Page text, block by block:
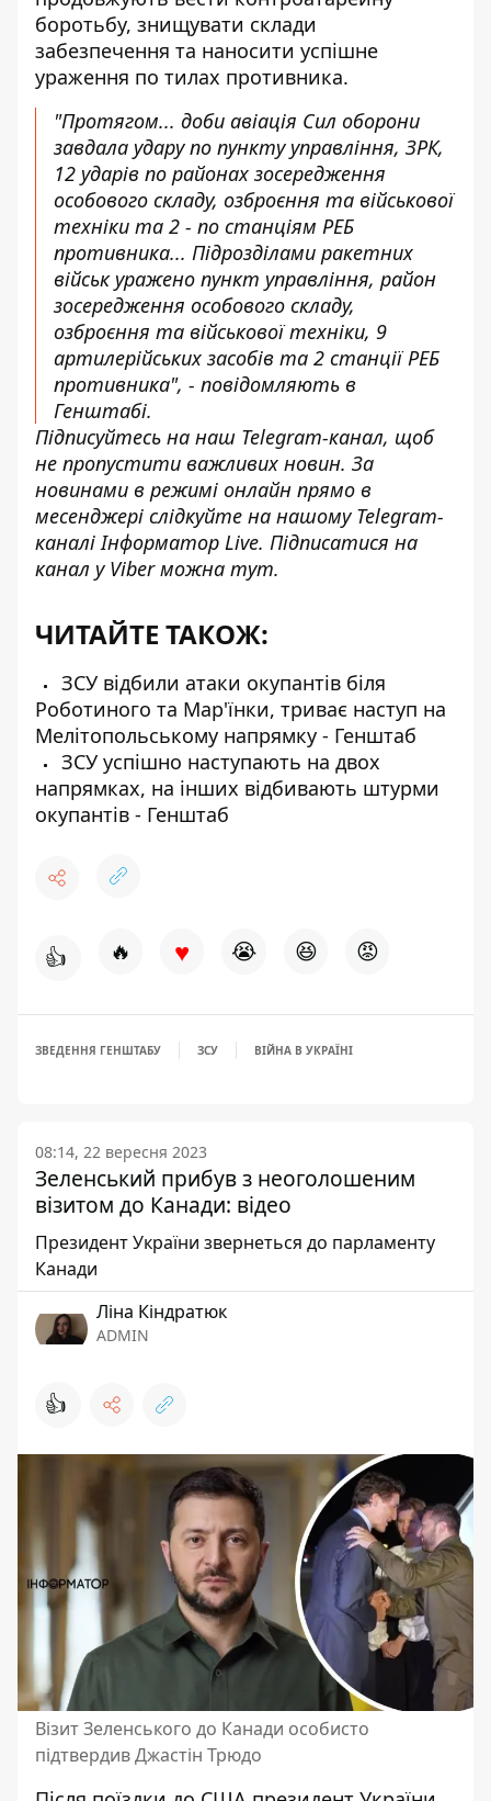
боротьбу, знищувати склади
забезпечення та наносити успішне
ураження по тилах противника.
"Протягом... доби авіація Сил оборони
завдала удару по пункту управління, ЗРК,
12 ударів по районах зосередження
особового складу, озброєння та військової
техніки та 2 - по станціям РЕБ
противника... Підрозділами ракетних
військ уражено пункт управління, район
зосередження особового складу,
озброєння та військової техніки, 9
артилерійських засобів та 2 станції РЕБ
противника", - повідомляють в
Генштабі.
Підписуйтесь на наш Telegram-канал, щоб
не пропустити важливих новин. За
новинами в режимі онлайн прямо в
месенджері слідкуйте на нашому Telegram-
каналіІнформатор Live. Підписатися на
канал у Viber можна тут.
ЧИТАЙТЕ ТАКОЖ:
ЗСУ відбили атаки окупантів біля
Роботиного та Мар'їнки, триває наступ на
Мелітопольському напрямку - Генштаб
ЗСУ успішно наступають на двох
напрямках, на інших відбивають штурми
окупантів - Генштаб
👍 🔥 ♥ 😭 😆 😡
ЗВЕДЕННЯ ГЕНШТАБУ ЗСУ ВІЙНА В УКРАЇНІ
08:14, 22 вересня 2023
Зеленський прибув з неоголошеним
візитом до Канади: відео
Президент України звернеться до парламенту
Канади
Ліна Кіндратюк
ADMIN
👍
Візит Зеленського до Канади особисто
підтвердив Джастін Трюдо